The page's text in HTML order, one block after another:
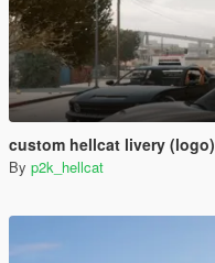
custom hellcat livery (logo)
By p2k_hellcat